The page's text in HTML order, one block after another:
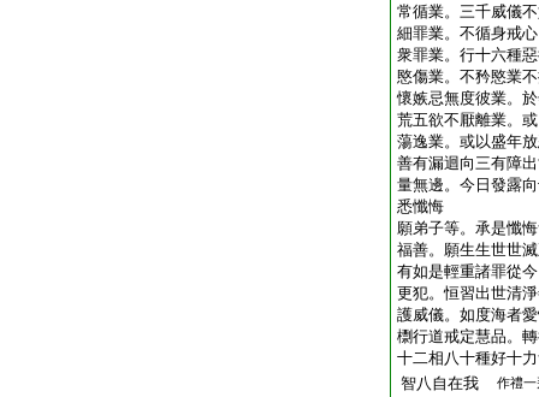
常循業。三千威儀
細罪業。不循身戒
衆罪業。行十六種
愍傷業。不矜愍業
懷嫉忌無度彼業。
荒五欲不厭離業。
蕩逸業。或以盛年
善有漏迴向三有障
量無邊。今日發露
悉懺悔
願弟子等。承是懺
福善。願生生世世
有如是輕重諸罪從
更犯。恒習出世清
護威儀。如度海者
檦行道戒定慧品。
十二相八十種好十
智八自在我
作禮一